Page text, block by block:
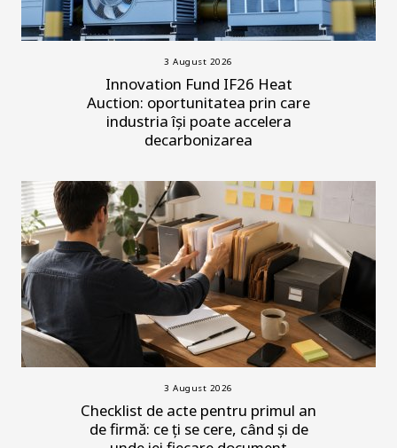
3 August 2026
Innovation Fund IF26 Heat
Auction: oportunitatea prin care
industria își poate accelera
decarbonizarea
3 August 2026
Checklist de acte pentru primul an
de firmă: ce ți se cere, când și de